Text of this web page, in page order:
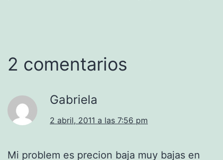
2 comentarios
Gabriela
2 abril, 2011 a las 7:56 pm
Mi problem es precion baja muy bajas en